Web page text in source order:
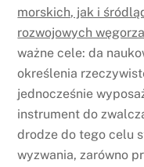
morskich, jak i
rozwojowych węgorza
ważne cele: da
określenia
jednocześnie
instrument do
drodze do tego celu
wyzwania, zarówno